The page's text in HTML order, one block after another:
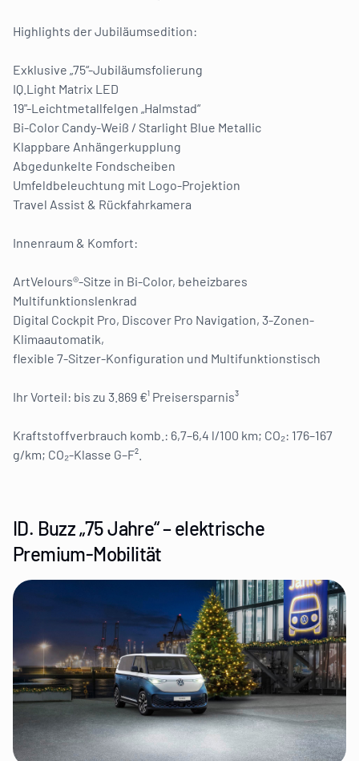
Highlights der Jubiläumsedition:
Exklusive „75“-Jubiläumsfolierung
IQ.Light Matrix LED
19"-Leichtmetallfelgen „Halmstad“
Bi-Color Candy-Weiß / Starlight Blue Metallic
Klappbare Anhängerkupplung
Abgedunkelte Fondscheiben
Umfeldbeleuchtung mit Logo-Projektion
Travel Assist & Rückfahrkamera
Innenraum & Komfort:
ArtVelours®-Sitze in Bi-Color, beheizbares
Multifunktionslenkrad
Digital Cockpit Pro, Discover Pro Navigation, 3-Zonen-
Klimaautomatik,
flexible 7-Sitzer-Konfiguration und Multifunktionstisch
Ihr Vorteil: bis zu 3.869 €¹ Preisersparnis³
Kraftstoffverbrauch komb.: 6,7–6,4 l/100 km; CO₂: 176–167
g/km; CO₂-Klasse G–F².
ID. Buzz „75 Jahre“ – elektrische
Premium-Mobilität